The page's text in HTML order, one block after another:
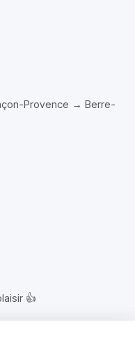
Provence → Berre-
👍